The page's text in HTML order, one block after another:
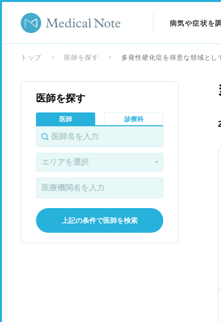
病気や症状を
トップ 医師を探す 多発性硬化症を得意な領域とし
医師を探す
医師 診療科
上記の条件で医師を検索